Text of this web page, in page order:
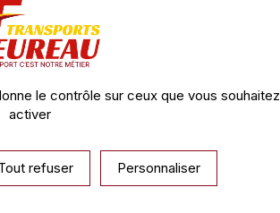
exceptionnel
convois hors gabarit
(largeur, poids, longueur).
le contrôle sur ceux que vous souhaitez
activer
refuser Personnaliser